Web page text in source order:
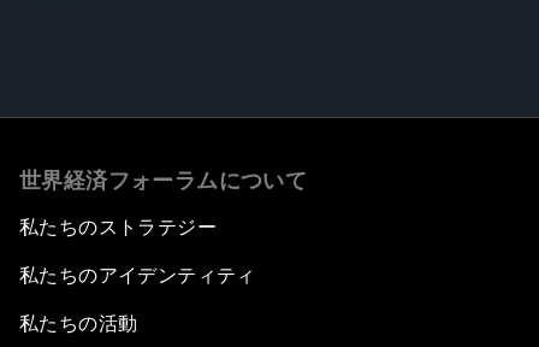
世界経済フォーラムについて
私たちのストラテジー
私たちのアイデンティティ
私たちの活動